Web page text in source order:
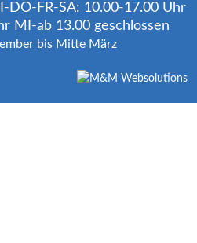
DO-FR-SA: 10.00-17.00 Uhr
MI-ab 13.00 geschlossen
bis Mitte März